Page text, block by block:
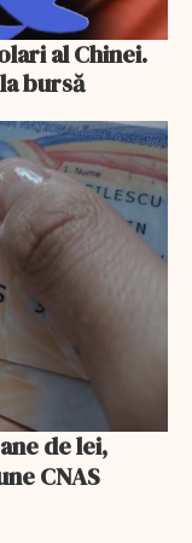
al Chinei.
bursă
CNAS